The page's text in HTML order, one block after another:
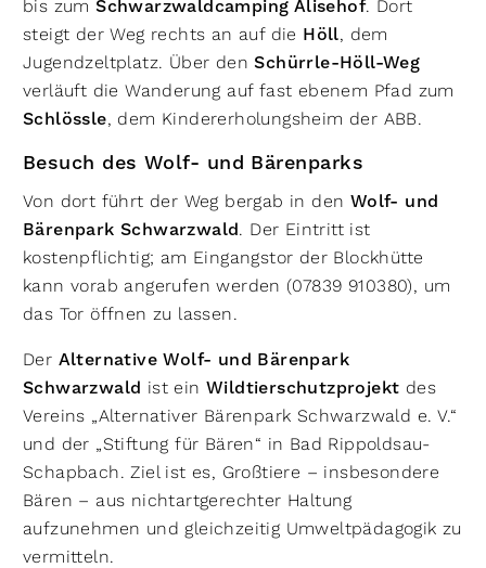
bis zum Schwarzwaldcamping Alisehof. Dort
steigt der Weg rechts an auf die Höll, dem
Jugendzeltplatz. Über den Schürrle-Höll-Weg
verläuft die Wanderung auf fast ebenem Pfad zum
Schlössle, dem Kindererholungsheim der ABB.
Besuch des Wolf- und Bärenparks
Von dort führt der Weg bergab in den Wolf- und
Bärenpark Schwarzwald. Der Eintritt ist
kostenpflichtig; am Eingangstor der Blockhütte
kann vorab angerufen werden (07839 910380), um
das Tor öffnen zu lassen.
Der Alternative Wolf- und Bärenpark
Schwarzwald ist einWildtierschutzprojekt des
Vereins „Alternativer Bärenpark Schwarzwald e. V.“
und der „Stiftung für Bären“ in Bad Rippoldsau-
Schapbach. Ziel ist es, Großtiere – insbesondere
Bären – aus nichtartgerechter Haltung
aufzunehmen und gleichzeitig Umweltpädagogik zu
vermitteln.